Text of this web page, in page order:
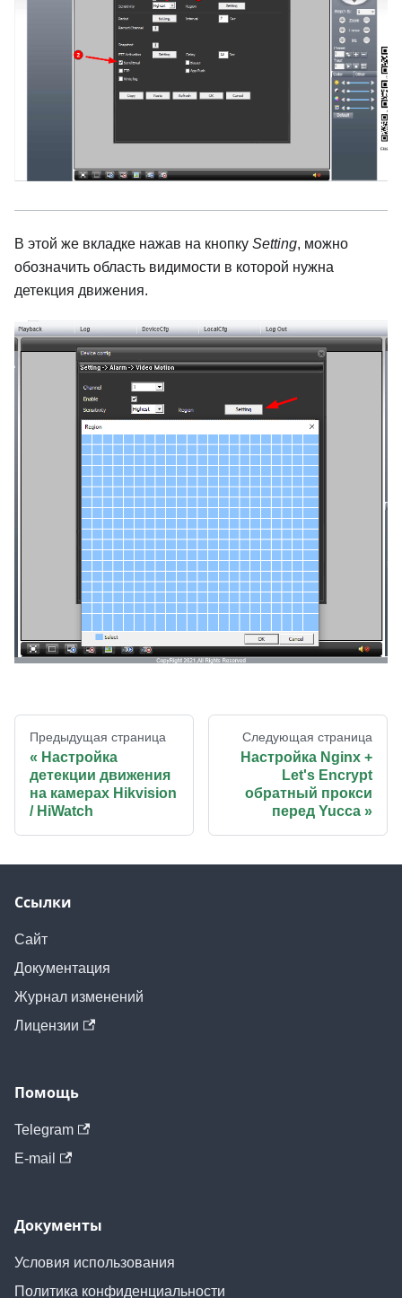
В этой же вкладке нажав на кнопку Setting, можно
обозначить область видимости в которой нужна
детекция движения.
Предыдущая страница
Настройка
детекции движения
на камерах Hikvision
/ HiWatch
Следующая страница
Настройка Nginx +
Let's Encrypt
обратный прокси
перед Yucca
Ссылки
Сайт
Документация
Журнал изменений
Лицензии
Помощь
Telegram
E-mail
Документы
Условия использования
Политика конфиденциальности